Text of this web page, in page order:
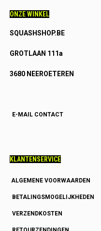
ONZE WINKEL
SQUASHSHOP.BE
GROTLAAN 111a
3680 NEEROETEREN
E-MAIL CONTACT
KLANTENSERVICE
ALGEMENE VOORWAARDEN
BETALINGSMOGELIJKHEDEN
VERZENDKOSTEN